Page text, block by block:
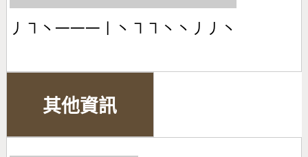
丿㇕丶一一一丨丶㇕㇕丶丶丿丿丶
其他資訊